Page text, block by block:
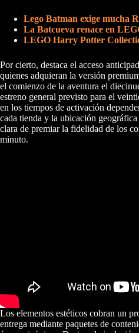
Lego Batman exige mucha
La Batcueva renace en
LEGO Harry Potter
Por cierto, destaca el acceso
quienes adquieran la versión
el comienzo de la aventura el
estreno general previsto para el
en los tiempos de activación
cada tienda y la ubicación
clara de premiar la fidelidad de los
minuto.
Los elementos estéticos cobran un
entrega mediante paquetes de